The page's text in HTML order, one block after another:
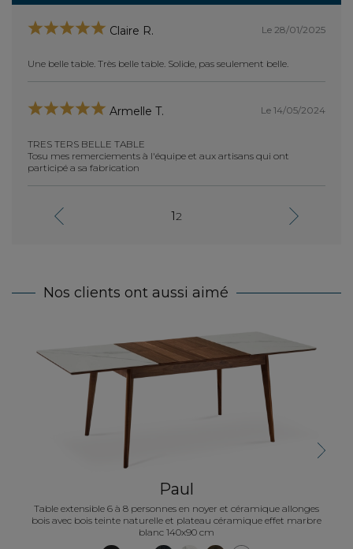
Claire R. Le 28/01/2025
Une belle table. Très belle table. Solide, pas seulement belle.
Armelle T. Le 14/05/2024
TRES TERS BELLE TABLE
Tosu mes remerciements à l'équipe et aux artisans qui ont
participé a sa fabrication
12
Nos clients ont aussi aimé
Paul
Table extensible 6 à 8 personnes en noyer et céramique allonges
bois avec bois teinte naturelle et plateau céramique effet marbre
blanc 140x90 cm
Next